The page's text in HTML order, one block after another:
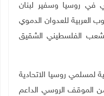
في روسيا وسفير لبنان
العربية للعدوان الدموي
الفلسطيني الشقيق
لمسلمي روسيا الاتحادية
الموقف الروسي الداعم